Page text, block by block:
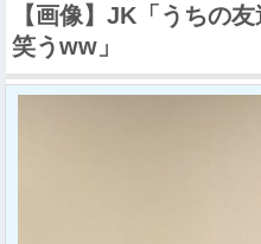
【画像】JK「うちの
笑うww」